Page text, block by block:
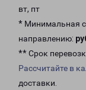
вт, пт
* Минимальная
направлению:
** Срок
Рассчитайте в
доставки.